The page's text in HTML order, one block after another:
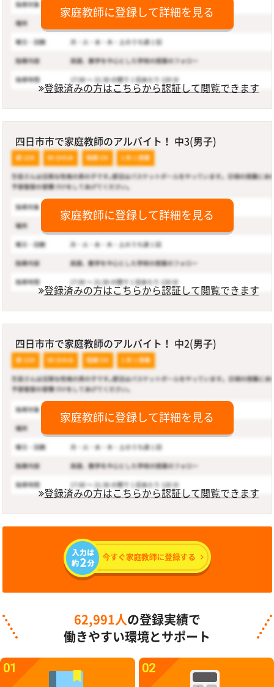
家庭教師に登録して詳細を見る
登録済みの方はこちらから認証して閲覧できます
四日市市で家庭教師のアルバイト！ 中3(男子)
家庭教師に登録して詳細を見る
登録済みの方はこちらから認証して閲覧できます
四日市市で家庭教師のアルバイト！ 中2(男子)
家庭教師に登録して詳細を見る
登録済みの方はこちらから認証して閲覧できます
62,991人 の登録実績で
働きやすい環境とサポート
01 02